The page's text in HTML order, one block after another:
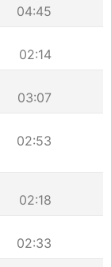
04:45
02:14
03:07
02:53
02:18
02:33